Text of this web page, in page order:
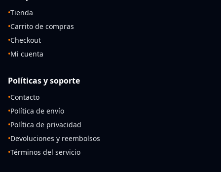
•Tienda
•Carrito de compras
•Checkout
•Mi cuenta
Políticas y soporte
•Contacto
•Política de envío
•Política de privacidad
•Devoluciones y reembolsos
•Términos del servicio